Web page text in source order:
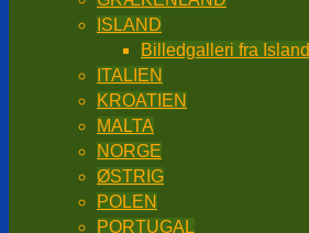
ISLAND
Billedgalleri fra Island
ITALIEN
KROATIEN
MALTA
NORGE
ØSTRIG
POLEN
PORTUGAL